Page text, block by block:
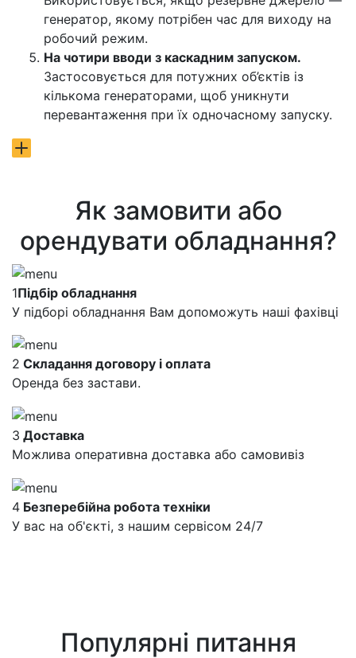
генератор, якому потрібен час для виходу на
робочий режим.
На чотири вводи з каскадним запуском.
Застосовується для потужних об’єктів із
кількома генераторами, щоб уникнути
перевантаження при їх одночасному запуску.
Як замовити або
орендувати обладнання?
1Підбір обладнання
У підборі обладнання Вам допоможуть наші фахівці
2 Складання договору і оплата
Оренда без застави.
3 Доставка
Можлива оперативна доставка або самовивіз
4 Безперебійна робота техніки
У вас на об'єкті, з нашим сервісом 24/7
Популярні питання